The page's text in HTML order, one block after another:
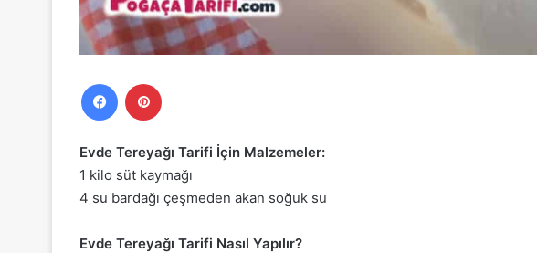
Facebook
Evde Tereyağı Tarifi İçin Malzemeler:
1 kilo süt kaymağı
4 su bardağı çeşmeden akan soğuk su
Evde Tereyağı Tarifi Nasıl Yapılır?